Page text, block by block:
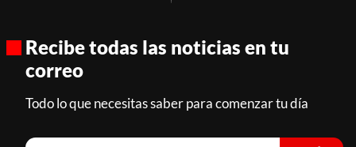
Recibe todas las noticias en tu
correo
Todo lo que necesitas saber para comenzar tu día